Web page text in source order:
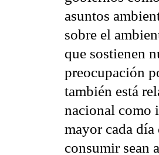
asuntos
sobre el
que sostienen
preocupación
también está
nacional como
mayor cada
consumir sean